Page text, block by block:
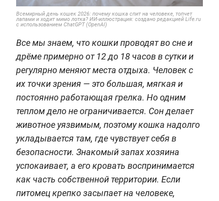
Всемирный день кошек 2026: почему кошка спит на человеке, топчет
лапами и ходит мимо лотка? ИИ-иллюстрация: создано редакцией Life.ru
с использованием ChatGPT (OpenAI)
Все мы знаем, что кошки проводят во сне и
дрёме примерно от 12 до 18 часов в сутки и
регулярно меняют места отдыха. Человек с
их точки зрения — это большая, мягкая и
постоянно работающая грелка. Но одним
теплом дело не ограничивается. Сон делает
животное уязвимым, поэтому кошка надолго
укладывается там, где чувствует себя в
безопасности. Знакомый запах хозяина
успокаивает, а его кровать воспринимается
как часть собственной территории. Если
питомец крепко засыпает на человеке,